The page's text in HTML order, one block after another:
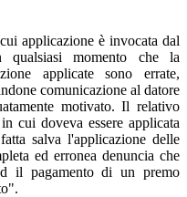
applicazione è invocata dal
momento che la
applicate sono errate,
comunicazione al datore
motivato. Il relativo
cui doveva essere applicata
salva l'applicazione delle
ed erronea denuncia che
il pagamento di un premo